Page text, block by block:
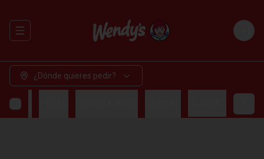
Abrir menu de navegación Login
¿Dónde quieres pedir?